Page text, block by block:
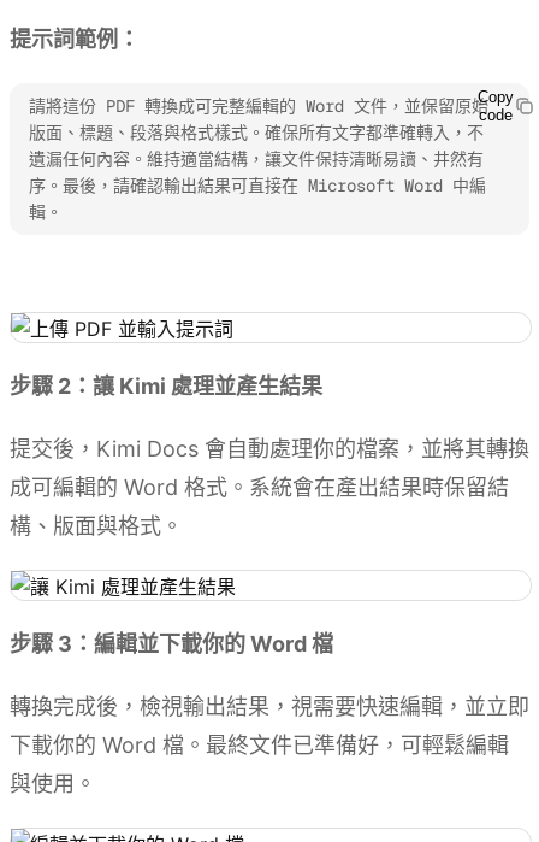
提示詞範例：
請將這份 PDF 轉換成可完整編輯的 Word 文件，並保留原始
版面、標題、段落與格式樣式。確保所有文字都準確轉入，不
遺漏任何內容。維持適當結構，讓文件保持清晰易讀、井然有
序。最後，請確認輸出結果可直接在 Microsoft Word 中編
輯。
Copy
code
步驟 2：讓 Kimi 處理並產生結果
提交後，Kimi Docs 會自動處理你的檔案，並將其轉換
成可編輯的 Word 格式。系統會在產出結果時保留結
構、版面與格式。
步驟 3：編輯並下載你的 Word 檔
轉換完成後，檢視輸出結果，視需要快速編輯，並立即
下載你的 Word 檔。最終文件已準備好，可輕鬆編輯
與使用。